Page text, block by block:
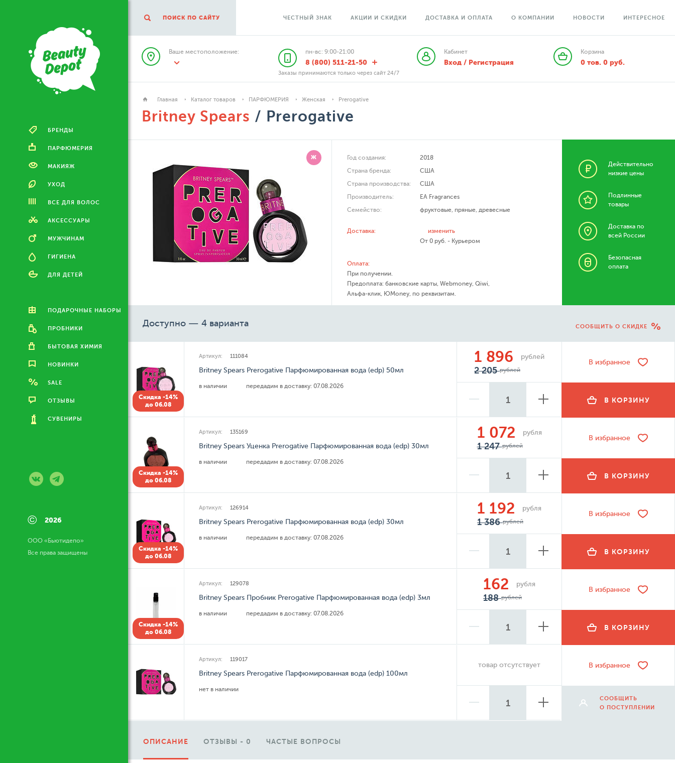
БРЕНДЫ
ПАРФЮМЕРИЯ
МАКИЯЖ
УХОД
ВСЕ ДЛЯ ВОЛОС
АКСЕССУАРЫ
МУЖЧИНАМ
ГИГИЕНА
ДЛЯ ДЕТЕЙ
ПОДАРОЧНЫЕ НАБОРЫ
ПРОБНИКИ
БЫТОВАЯ ХИМИЯ
НОВИНКИ
SALE
ОТЗЫВЫ
СУВЕНИРЫ
© 2026
ООО «Бьютидепо»
Все права защищены
ПОИСК ПО САЙТУ ЧЕСТНЫЙ ЗНАК АКЦИИ И СКИДКИ ДОСТАВКА И ОПЛАТА О КОМПАНИИ НОВОСТИ ИНТЕРЕСНОЕ
Ваше местоположение: пн-вс: 9:00-21:00
8 (800) 511-21-50
Заказы принимаются только через сайт 24/7
Кабинет
Вход / Регистрация
Корзина
0 тов. 0руб.
Главная Каталог товаров ПАРФЮМЕРИЯ Женская Prerogative
Britney Spears / Prerogative
Ж Год создания:
2018
Страна бренда:
США
Страна производства:
США
Производитель:
EA Fragrances
Семейство:
фруктовые, пряные, древесные
Доставка:
изменить
От 0 руб. - Курьером
Оплата:
При получении.
Предоплата: банковские карты, Webmoney, Qiwi,
Альфа-клик, ЮMoney, по реквизитам.
Действительно
низкие цены
Подлинные
товары
Доставка по
всей России
Безопасная
оплата
Доступно — 4 варианта СООБЩИТЬ О СКИДКЕ
Скидка -14%
до 06.08
Артикул: 111084
Britney Spears Prerogative Парфюмированная вода (edp) 50мл
в наличии передадим в доставку: 07.08.2026
1 896 рублей
2 205рублей
В избранное
В КОРЗИНУ
Скидка -14%
до 06.08
Артикул: 135169
Britney Spears Уценка Prerogative Парфюмированная вода (edp) 30мл
в наличии передадим в доставку: 07.08.2026
1 072 рубля
1 247рублей
В избранное
В КОРЗИНУ
Скидка -14%
до 06.08
Артикул: 126914
Britney Spears Prerogative Парфюмированная вода (edp) 30мл
в наличии передадим в доставку: 07.08.2026
1 192 рубля
1 386рублей
В избранное
В КОРЗИНУ
Скидка -14%
до 06.08
Артикул: 129078
Britney Spears Пробник Prerogative Парфюмированная вода (edp) 3мл
в наличии передадим в доставку: 07.08.2026
162 рубля
188рублей
В избранное
В КОРЗИНУ
Артикул: 119017
Britney Spears Prerogative Парфюмированная вода (edp) 100мл
нет в наличии
товар отсутствует В избранное
СООБЩИТЬ
О ПОСТУПЛЕНИИ
ОПИСАНИЕ ОТЗЫВЫ - 0 ЧАСТЫЕ ВОПРОСЫ